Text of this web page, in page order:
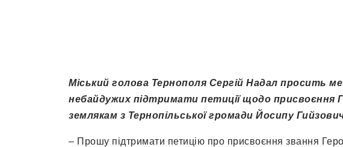
Міський голова Тернополя Сергій Надал просить
небайдужих підтримати петиції щодо присвоєння
землякам з Тернопільської громади Йосипу
– Прошу підтримати петицію про присвоєння звання